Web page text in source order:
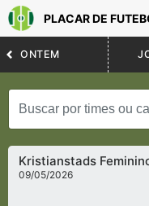
PLACAR DE
ONTEM
Kristianstads
09/05/2026